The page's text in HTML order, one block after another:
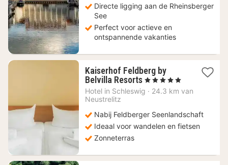
Directe ligging aan de Rheinsberger
See
Perfect voor actieve en
ontspannende vakanties
Kaiserhof Feldberg by
Belvilla Resorts 2
nachten
vanaf
€
, 5 Sterren
Hotel in Schleswig · 24.3 km van
Neustrelitz
Nabij Feldberger Seenlandschaft
Ideaal voor wandelen en fietsen
Zonneterras